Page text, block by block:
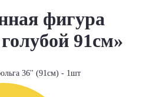
фигура
91см»
36'' (91см) - 1шт